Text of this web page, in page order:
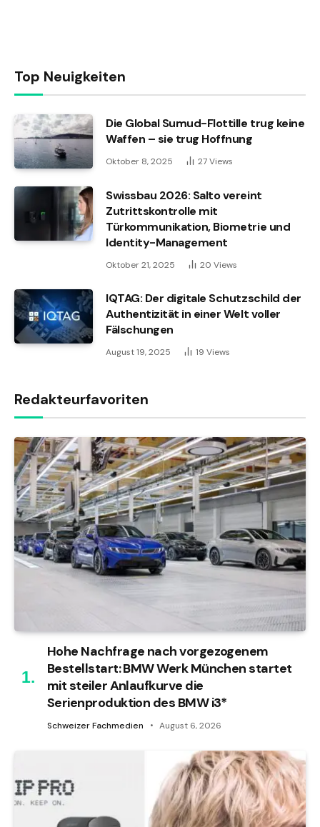
Top Neuigkeiten
Die Global Sumud-Flottille trug keine
Waffen – sie trug Hoffnung
Oktober 8, 2025 27Views
Swissbau 2026: Salto vereint
Zutrittskontrolle mit
Türkommunikation, Biometrie und
Identity-Management
Oktober 21, 2025 20 Views
IQTAG: Der digitale Schutzschild der
Authentizität in einer Welt voller
Fälschungen
August 19, 2025 19 Views
Redakteurfavoriten
Hohe Nachfrage nach vorgezogenem
Bestellstart: BMW Werk München startet
mit steiler Anlaufkurve die
Serienproduktion des BMW i3*
Schweizer Fachmedien August 6, 2026